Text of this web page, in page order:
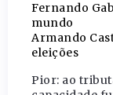
Fernando
mundo
Armando
eleições
Pior: ao